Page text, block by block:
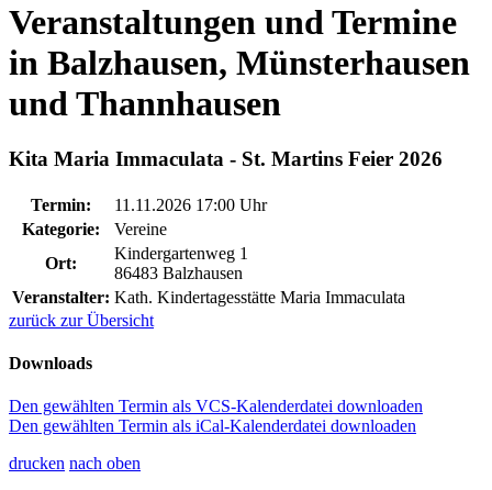
Veranstaltungen und Termine
in Balzhausen, Münsterhausen
und Thannhausen
Kita Maria Immaculata - St. Martins Feier 2026
Termin:
11.11.2026 17:00 Uhr
Kategorie:
Vereine
Ort:
Kindergartenweg 1
86483 Balzhausen
Veranstalter: Kath. Kindertagesstätte Maria Immaculata
zurück zur Übersicht
Downloads
Den gewählten Termin als VCS-Kalenderdatei downloaden
Den gewählten Termin als iCal-Kalenderdatei downloaden
drucken nach oben